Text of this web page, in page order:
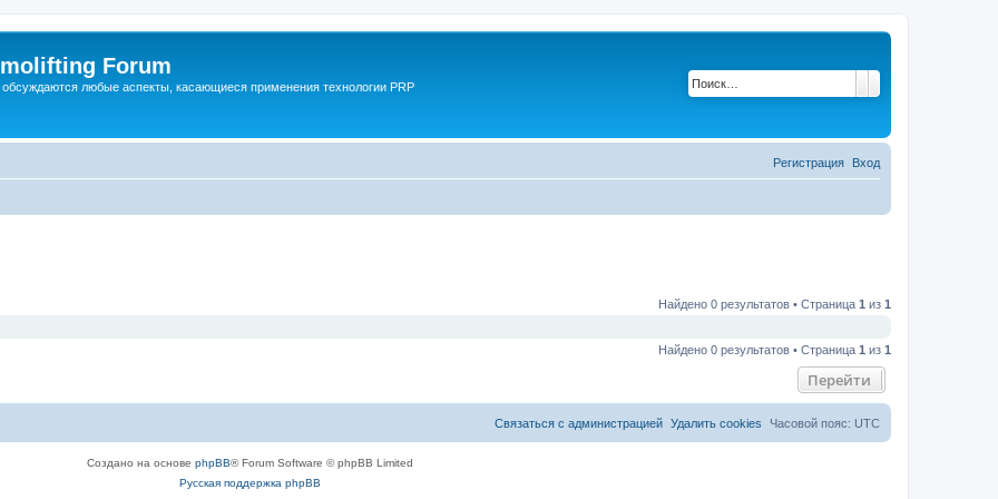
Forum
любые аспекты, касающиеся применения технологии PRP
Вход
Регистрация
Найдено 0 результатов • Страница 1 из 1
Найдено 0 результатов • Страница 1 из 1
Перейти
Часовой пояс: UTC
Удалить cookies
Связаться с администрацией
Создано на основе phpBB® Forum Software © phpBB Limited
Русская поддержка phpBB